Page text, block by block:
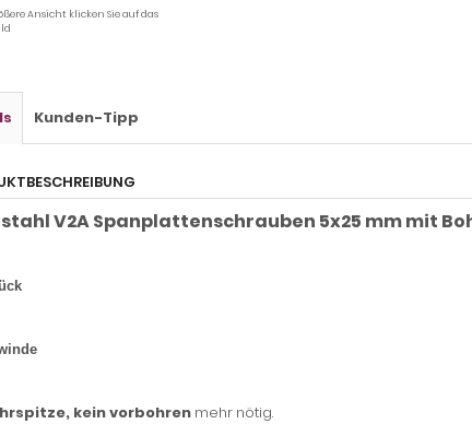
Ansicht klicken Sie auf das
Kunden-Tipp
V2A Spanplattenschrauben 5x25 mm mit
keinvorbohren mehr nötig.